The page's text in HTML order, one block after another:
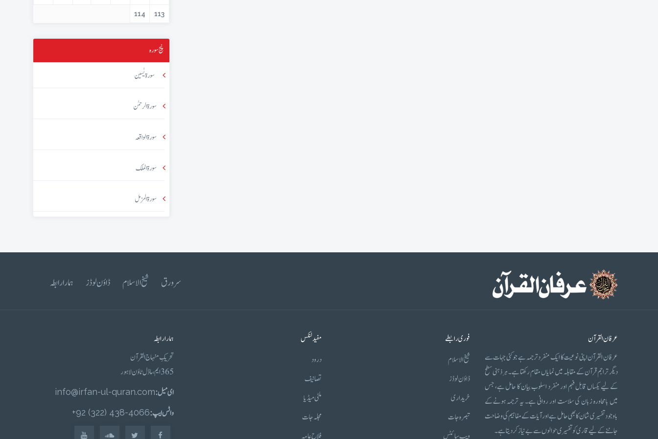
113
114
پنج سورہ
سورۃ یٰسین
سورۃ الرحمٰن
سورۃ الواقعہ
سورۃ الملک
سورۃ المزمل
سرورق شیخ الاسلام ڈاؤن لوڈز ہمارا رابطہ
عرفان القرآن
عرفان القرآن اپنی نوعیت کا ایک منفرد ترجمہ ہے جو کئی جہات سے
دیگر تراجم قرآن کے مقابلہ میں نمایاں مقام رکھتا ہے۔ ہر ذہنی سطح
کے لیے یکساں قابل فہم اور منفرد اسلوب بیان کا حامل ہے، جس
میں بامحاورہ زبان کی سلاست اور روانی ہے۔ یہ ترجمہ ہونے کے
باوجود تفسیری شان کا بھی حامل ہے اور آیات کے مفاہیم کی وضاحت
جاننے کے لیے قاری کو تفسیری حوالوں سے بے نیاز کر دیتا ہے۔
فوری رابطے
شیخ الاسلام
ڈاؤن لوڈز
خریداری
تبصرہ جات
ویب سائٹس
مفید لنکس
درود
تصانیف
ملٹی میڈیا
مجلہ جات
فلاح عامہ
ہمارا رابطہ
تحریکِ منہاج القرآن
365 ایم، ماڈل ٹاؤن لاہور
ای میل :info@irfan-ul-quran.com
واٹس ایپ :4066-438 (322) 92+